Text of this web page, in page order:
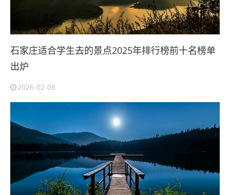
石家庄适合学生去的景点2025年排行榜前十名榜单
出炉
2026-02-08